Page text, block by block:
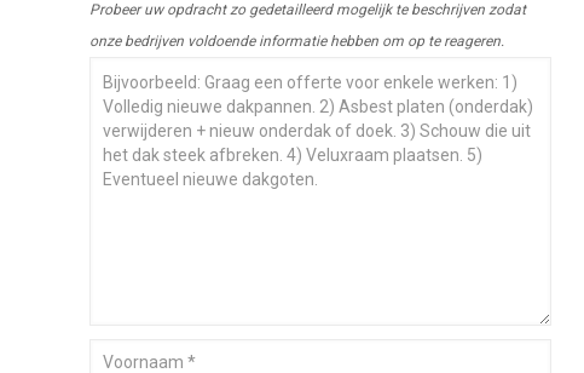
Probeer uw opdracht zo gedetailleerd mogelijk te beschrijven zodat
onze bedrijven voldoende informatie hebben om op te reageren.